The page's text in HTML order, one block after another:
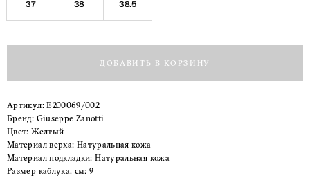
37 38 38.5
ДОБАВИТЬ В КОРЗИНУ
Артикул:E200069/002
Бренд:
Giuseppe Zanotti
Цвет:
Желтый
Материал верха: Натуральная кожа
Материал подкладки: Натуральная кожа
Размер каблука, см: 9